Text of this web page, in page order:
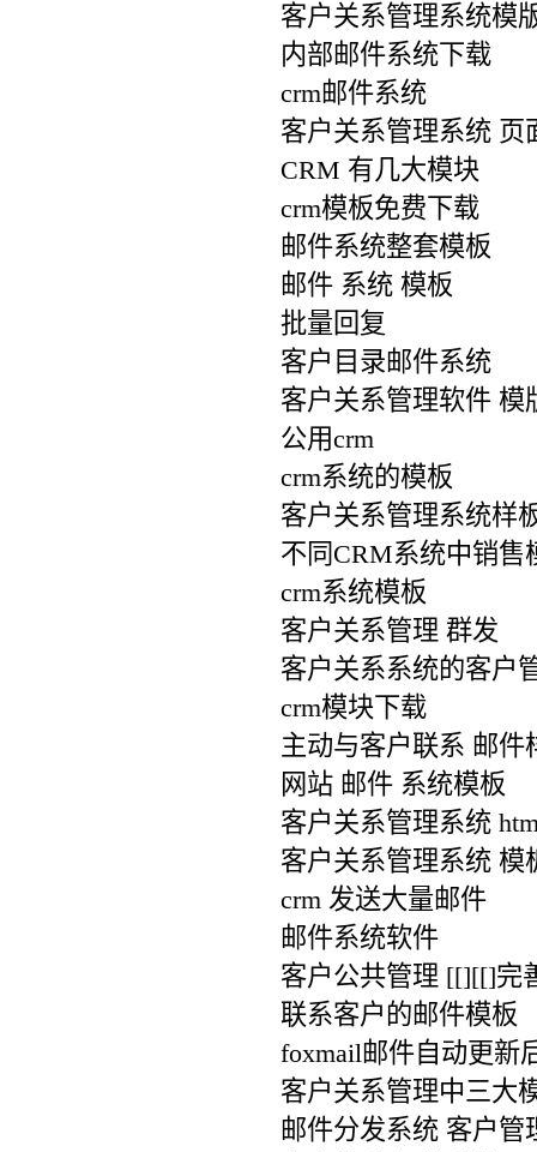
客户关系管理系统模
内部邮件系统下载
crm邮件系统
客户关系管理系统 页
CRM 有几大模块
crm模板免费下载
邮件系统整套模板
邮件 系统 模板
批量回复
客户目录邮件系统
客户关系管理软件 模
公用crm
crm系统的模板
客户关系管理系统样
不同CRM系统中销售
crm系统模板
客户关系管理 群发
客户关系系统的客户
crm模块下载
主动与客户联系 邮件
网站 邮件 系统模板
客户关系管理系统
客户关系管理系统 模
crm 发送大量邮件
邮件系统软件
客户公共管理 [[][[]完
联系客户的邮件模板
foxmail邮件自动更新
客户关系管理中三大
邮件分发系统 客户管